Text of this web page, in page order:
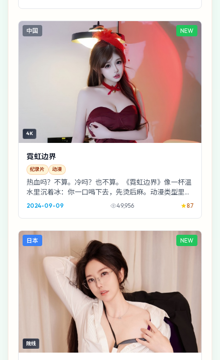
中国 NEW
4K
霓虹边界
纪录片 动漫
热血吗？不算。冷吗？也不算。《霓虹边界》像一杯温
水里沉着冰：你一口喝下去，先烫后麻。动漫类型里，
它更偏“把日常拍出惊悚感”。
2024-09-09 49,956 8.7
日本 NEW
院线